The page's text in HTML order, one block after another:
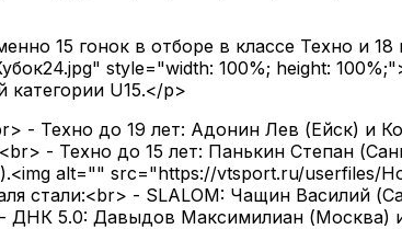
15 гонок в отборе в классе Техно и
style="width: 100%; height:
категории U15.</p>
- Техно до 19 лет: Адонин Лев (Ейск) и
- Техно до 15 лет: Панькин Степан
alt="" src="https://vtsport.ru/userfiles/
стали:<br> - SLALOM: Чащин Василий
ДНК 5.0: Давыдов Максимилиан (Москва)